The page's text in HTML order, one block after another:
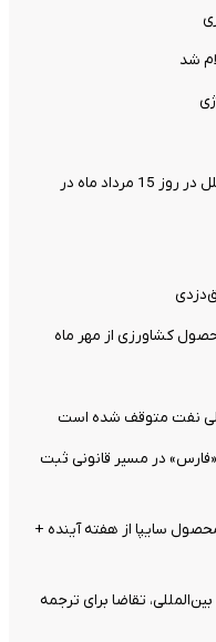
شد
اسامی شعب کشیک موسسه اعتباری ملل در روز 15 مرداد ماه در
ملی نفت متوقف شده است
تومانی «فارس» در مسیر قانونی ثبت
سایپا از هفته آینده +
تقاضا برای ترجمه